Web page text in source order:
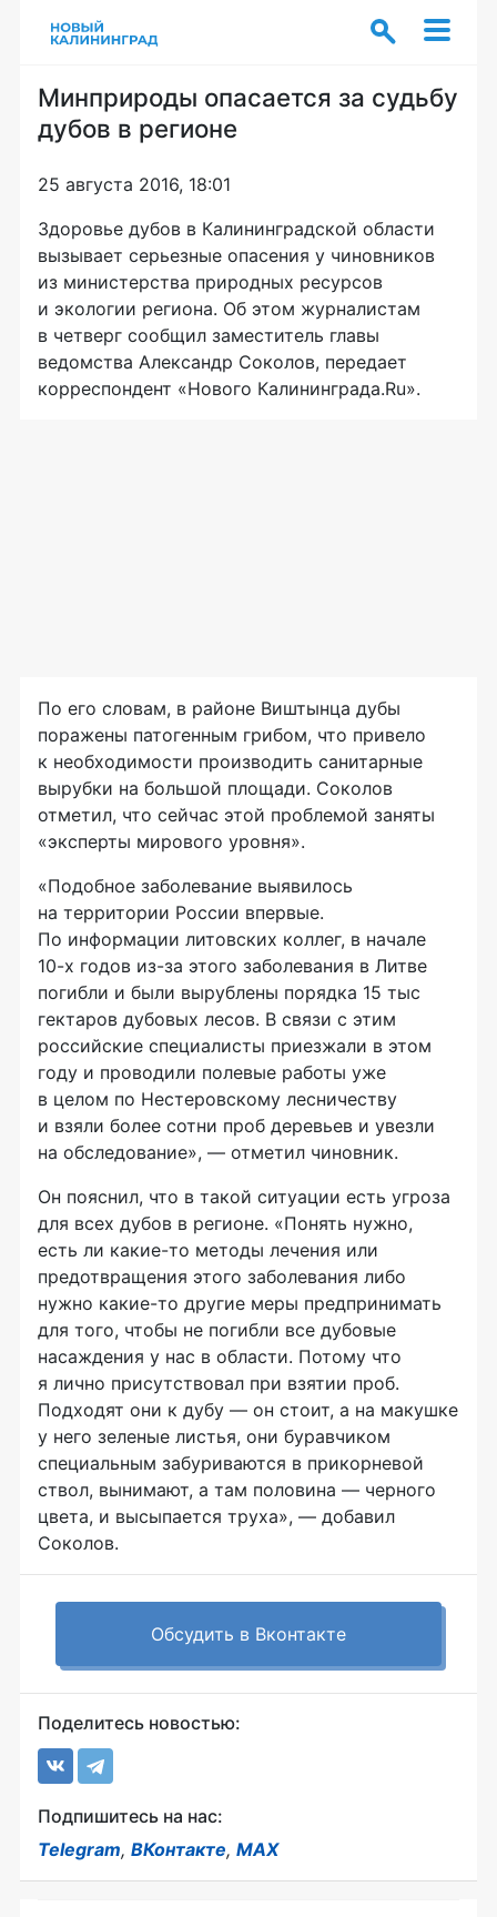
Минприроды опасается за судьбу
дубов в регионе
25 августа 2016, 18:01
Здоровье дубов в Калининградской области
вызывает серьезные опасения у чиновников
из министерства природных ресурсов
и экологии региона. Об этом журналистам
в четверг сообщил заместитель главы
ведомства Александр Соколов, передает
корреспондент «Нового Калининграда.Ru».
По его словам, в районе Виштынца дубы
поражены патогенным грибом, что привело
к необходимости производить санитарные
вырубки на большой площади. Соколов
отметил, что сейчас этой проблемой заняты
«эксперты мирового уровня».
«Подобное заболевание выявилось
на территории России впервые.
По информации литовских коллег, в начале
10-х годов из-за этого заболевания в Литве
погибли и были вырублены порядка 15 тыс
гектаров дубовых лесов. В связи с этим
российские специалисты приезжали в этом
году и проводили полевые работы уже
в целом по Нестеровскому лесничеству
и взяли более сотни проб деревьев и увезли
на обследование», — отметил чиновник.
Он пояснил, что в такой ситуации есть угроза
для всех дубов в регионе. «Понять нужно,
есть ли какие-то методы лечения или
предотвращения этого заболевания либо
нужно какие-то другие меры предпринимать
для того, чтобы не погибли все дубовые
насаждения у нас в области. Потому что
я лично присутствовал при взятии проб.
Подходят они к дубу — он стоит, а на макушке
у него зеленые листья, они буравчиком
специальным забуриваются в прикорневой
ствол, вынимают, а там половина — черного
цвета, и высыпается труха», — добавил
Соколов.
Обсудить в Вконтакте
Поделитесь новостью:
Подпишитесь на нас:
Telegram, ВКонтакте, MAX